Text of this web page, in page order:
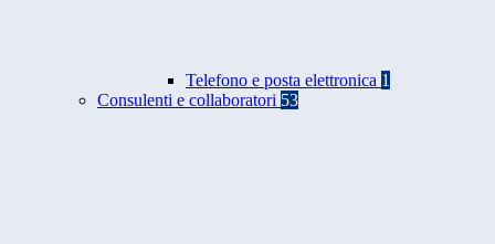
Telefono e posta elettronica 1
Consulenti e collaboratori 53